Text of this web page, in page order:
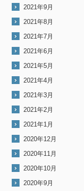
2021年9月
2021年8月
2021年7月
2021年6月
2021年5月
2021年4月
2021年3月
2021年2月
2021年1月
2020年12月
2020年11月
2020年10月
2020年9月